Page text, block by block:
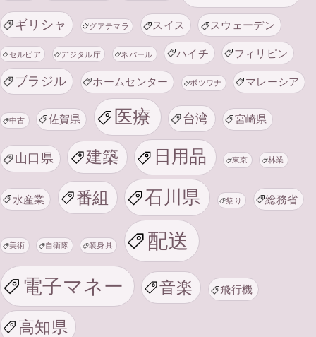
ギリシャ グアテマラ スイス スウェーデン
セルビア デジタル庁 ネパール ハイチ フィリピン
ブラジル ホームセンター ボツワナ マレーシア
中古 佐賀県 医療 台湾 宮崎県
山口県 建築 日用品 東京 林業
水産業 番組 石川県 祭り 総務省
美術 自衛隊 装身具 配送
電子マネー 音楽 飛行機
高知県